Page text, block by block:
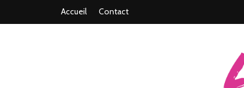
Accueil Contact